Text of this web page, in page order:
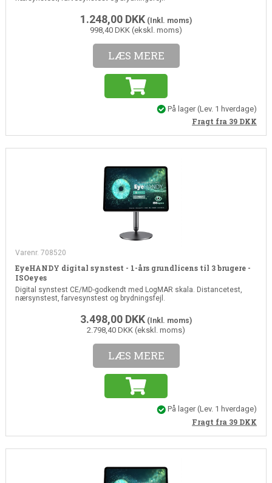
1.248,00 DKK (Inkl. moms)
998,40 DKK (ekskl. moms)
LÆS MERE
På lager(Lev. 1 hverdage)
Fragt fra 39 DKK
Varenr. 708520
EyeHANDY digital synstest - 1-års grundlicens til 3 brugere -
ISOeyes
Digital synstest CE/MD-godkendt med LogMAR skala. Distancetest,
nærsynstest, farvesynstest og brydningsfejl.
3.498,00 DKK (Inkl. moms)
2.798,40 DKK (ekskl. moms)
LÆS MERE
På lager(Lev. 1 hverdage)
Fragt fra 39 DKK